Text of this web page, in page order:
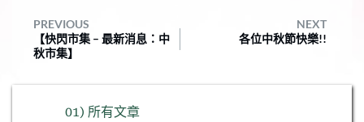
PREVIOUS
NEXT
【快閃市集 – 最新消息：中
秋市集】
各位中秋節快樂!!
01) 所有文章